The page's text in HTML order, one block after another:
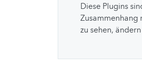
Diese Plugins
Zusammenhang
zu sehen,